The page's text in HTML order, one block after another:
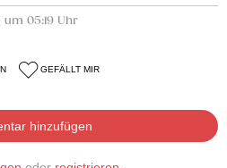
um 05:19 Uhr
GEFÄLLT MIR
hinzufügen